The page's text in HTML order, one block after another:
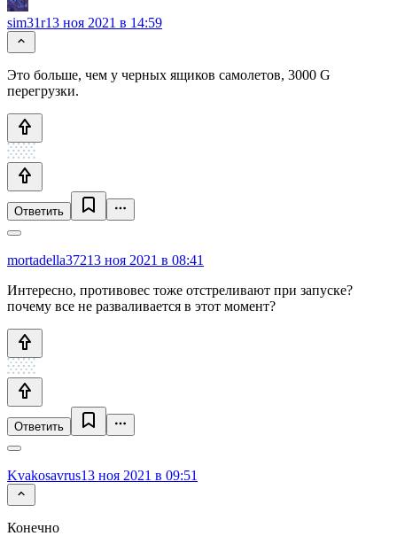
sim31r13 ноя 2021 в 14:59
Это больше, чем у черных ящиков самолетов, 3000 G
перегрузки.
Ответить
mortadella37213 ноя 2021 в 08:41
Интересно, противовес тоже отстреливают при запуске?
почему все не разваливается в этот момент?
Ответить
Kvakosavrus13 ноя 2021 в 09:51
Конечно